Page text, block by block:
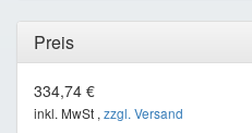
Preis
334,74 €
inkl. MwSt , zzgl. Versand